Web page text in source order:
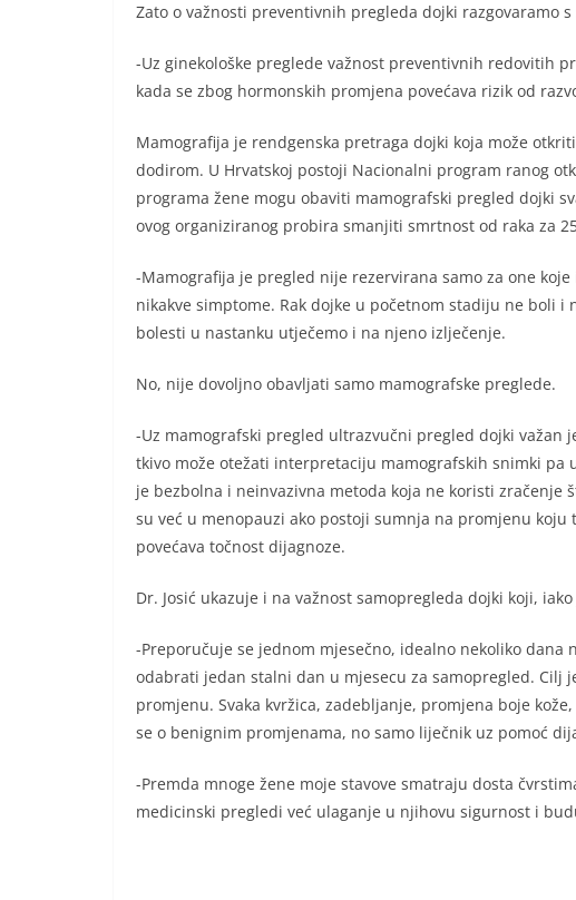
Zato o važnosti preventivnih pregleda dojki razgovaramo
-Uz ginekološke preglede važnost preventivnih redovitih
kada se zbog hormonskih promjena povećava rizik od
Mamografija je rendgenska pretraga dojki koja može
dodirom. U Hrvatskoj postoji Nacionalni program ranog
programa žene mogu obaviti mamografski pregled dojki
ovog organiziranog probira smanjiti smrtnost od raka za
-Mamografija je pregled nije rezervirana samo za one
nikakve simptome. Rak dojke u početnom stadiju ne boli
bolesti u nastanku utječemo i na njeno izlječenje.
No, nije dovoljno obavljati samo mamografske preglede.
-Uz mamografski pregled ultrazvučni pregled dojki važan
tkivo može otežati interpretaciju mamografskih snimki
je bezbolna i neinvazivna metoda koja ne koristi
su već u menopauzi ako postoji sumnja na promjenu
povećava točnost dijagnoze.
Dr. Josić ukazuje i na važnost samopregleda dojki koji,
-Preporučuje se jednom mjesečno, idealno nekoliko dana
odabrati jedan stalni dan u mjesecu za samopregled. Cilj
promjenu. Svaka kvržica, zadebljanje, promjena boje
se o benignim promjenama, no samo liječnik uz pomoć
-Premda mnoge žene moje stavove smatraju dosta
medicinski pregledi već ulaganje u njihovu sigurnost i